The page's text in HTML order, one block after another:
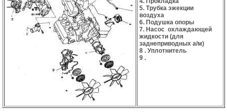
5. Трубка эжекции
воздуха
6. Подушка опоры
7. Насос охлаждающей
жидкости (для
заднеприводных а/м)
8 . Уплотнитель
9 .